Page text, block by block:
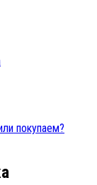
покупаем?